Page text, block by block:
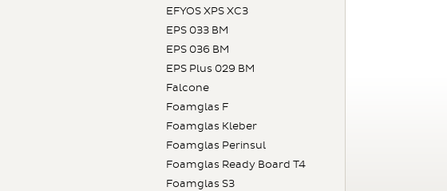
EFYOS XPS XC3
EPS 033 BM
EPS 036 BM
EPS Plus 029 BM
Falcone
Foamglas F
Foamglas Kleber
Foamglas Perinsul
Foamglas Ready Board T4
Foamglas S3